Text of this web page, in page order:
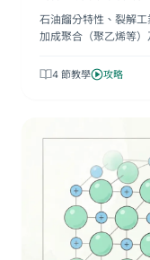
石油餾分特性、裂解
加成聚合（聚乙烯等
4 節教學 攻略